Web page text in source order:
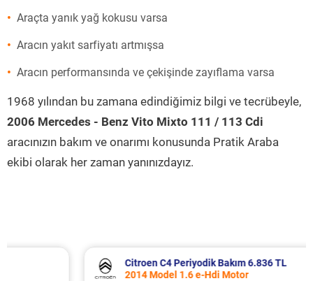
Araçta yanık yağ kokusu varsa
Aracın yakıt sarfiyatı artmışsa
Aracın performansında ve çekişinde zayıflama varsa
1968 yılından bu zamana edindiğimiz bilgi ve tecrübeyle,
2006 Mercedes - Benz Vito Mixto 111 / 113 Cdi
aracınızın bakım ve onarımı konusunda Pratik Araba
ekibi olarak her zaman yanınızdayız.
Citroen C4 Periyodik Bakım 6.836 TL
2014 Model 1.6 e-Hdi Motor